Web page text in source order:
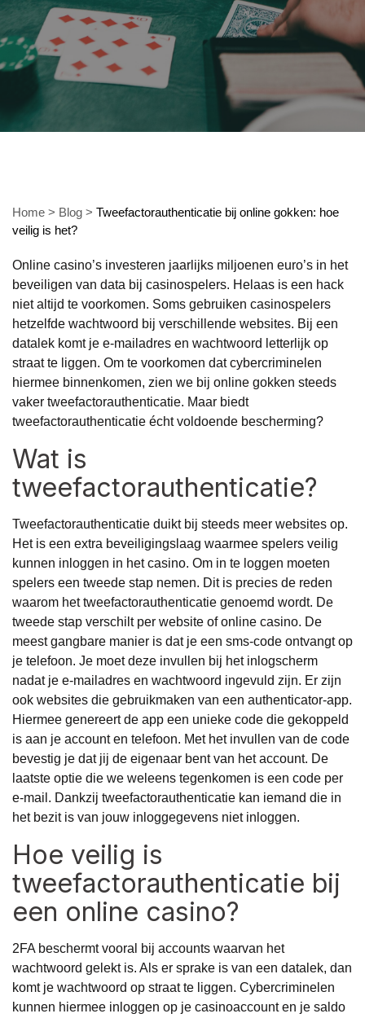
Home > Blog > Tweefactorauthenticatie bij online gokken: hoe
veilig is het?
Online casino’s investeren jaarlijks miljoenen euro’s in het
beveiligen van data bij casinospelers. Helaas is een hack
niet altijd te voorkomen. Soms gebruiken casinospelers
hetzelfde wachtwoord bij verschillende websites. Bij een
datalek komt je e-mailadres en wachtwoord letterlijk op
straat te liggen. Om te voorkomen dat cybercriminelen
hiermee binnenkomen, zien we bij online gokken steeds
vaker tweefactorauthenticatie. Maar biedt
tweefactorauthenticatie écht voldoende bescherming?
Wat is
tweefactorauthenticatie?
Tweefactorauthenticatie duikt bij steeds meer websites op.
Het is een extra beveiligingslaag waarmee spelers veilig
kunnen inloggen in het casino. Om in te loggen moeten
spelers een tweede stap nemen. Dit is precies de reden
waarom het tweefactorauthenticatie genoemd wordt. De
tweede stap verschilt per website of online casino. De
meest gangbare manier is dat je een sms-code ontvangt op
je telefoon. Je moet deze invullen bij het inlogscherm
nadat je e-mailadres en wachtwoord ingevuld zijn. Er zijn
ook websites die gebruikmaken van een authenticator-app.
Hiermee genereert de app een unieke code die gekoppeld
is aan je account en telefoon. Met het invullen van de code
bevestig je dat jij de eigenaar bent van het account. De
laatste optie die we weleens tegenkomen is een code per
e-mail. Dankzij tweefactorauthenticatie kan iemand die in
het bezit is van jouw inloggegevens niet inloggen.
Hoe veilig is
tweefactorauthenticatie bij
een online casino?
2FA beschermt vooral bij accounts waarvan het
wachtwoord gelekt is. Als er sprake is van een datalek, dan
komt je wachtwoord op straat te liggen. Cybercriminelen
kunnen hiermee inloggen op je casinoaccount en je saldo